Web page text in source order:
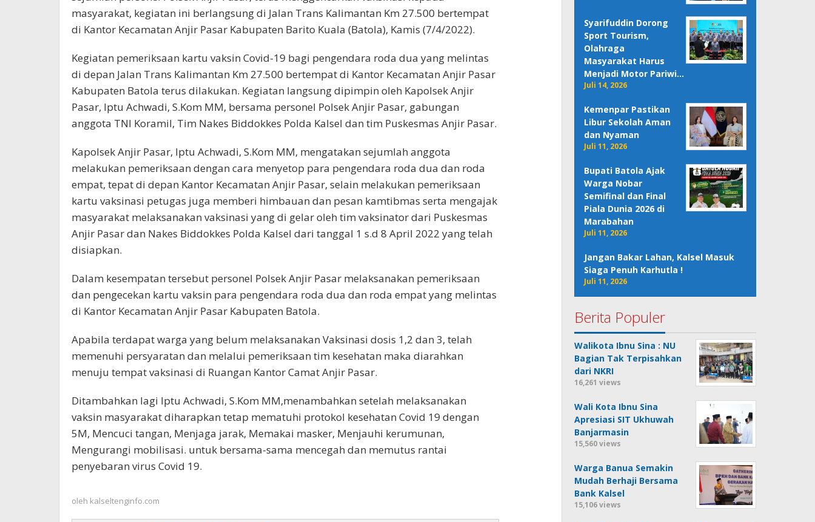
masyarakat, kegiatan ini berlangsung di Jalan Trans Kalimantan Km 27.500 bertempat
di Kantor Kecamatan Anjir Pasar Kabupaten Barito Kuala (Batola), Kamis (7/4/2022).
Kegiatan pemeriksaan kartu vaksin Covid-19 bagi pengendara roda dua yang melintas
di depan Jalan Trans Kalimantan Km 27.500 bertempat di Kantor Kecamatan Anjir Pasar
Kabupaten Batola terus dilakukan. Kegiatan langsung dipimpin oleh Kapolsek Anjir
Pasar, Iptu Achwadi, S.Kom MM, bersama personel Polsek Anjir Pasar, gabungan
anggota TNI Koramil, Tim Nakes Biddokkes Polda Kalsel dan tim Puskesmas Anjir Pasar.
Kapolsek Anjir Pasar, Iptu Achwadi, S.Kom MM, mengatakan sejumlah anggota
melakukan pemeriksaan dengan cara menyetop para pengendara roda dua dan roda
empat, tepat di depan Kantor Kecamatan Anjir Pasar, selain melakukan pemeriksaan
kartu vaksinasi petugas juga memberi himbauan dan pesan kamtibmas serta mengajak
masyarakat melaksanakan vaksinasi yang di gelar oleh tim vaksinator dari Puskesmas
Anjir Pasar dan Nakes Biddokkes Polda Kalsel dari tanggal 1 s.d 8 April 2022 yang telah
disiapkan.
Dalam kesempatan tersebut personel Polsek Anjir Pasar melaksanakan pemeriksaan
dan pengecekan kartu vaksin para pengendara roda dua dan roda empat yang melintas
di Kantor Kecamatan Anjir Pasar Kabupaten Batola.
Apabila terdapat warga yang belum melaksanakan Vaksinasi dosis 1,2 dan 3, telah
memenuhi persyaratan dan melalui pemeriksaan tim kesehatan maka diarahkan
menuju tempat vaksinasi di Ruangan Kantor Camat Anjir Pasar.
Ditambahkan lagi Iptu Achwadi, S.Kom MM,menambahkan setelah melaksanakan
vaksin masyarakat diharapkan tetap mematuhi protokol kesehatan Covid 19 dengan
5M, Mencuci tangan, Menjaga jarak, Memakai masker, Menjauhi kerumunan,
Mengurangi mobilisasi. untuk bersama-sama mencegah dan memutus rantai
penyebaran virus Covid 19.
oleh kalseltenginfo.com
Syarifuddin Dorong
Sport Tourism,
Olahraga
Masyarakat Harus
Menjadi Motor Pariwi…
Juli 14, 2026
Kemenpar Pastikan
Libur Sekolah Aman
dan Nyaman
Juli 11, 2026
Bupati Batola Ajak
Warga Nobar
Semifinal dan Final
Piala Dunia 2026 di
Marabahan
Juli 11, 2026
Jangan Bakar Lahan, Kalsel Masuk
Siaga Penuh Karhutla !
Juli 11, 2026
Berita Populer
Walikota Ibnu Sina : NU
Bagian Tak Terpisahkan
dari NKRI
16,261 views
Wali Kota Ibnu Sina
Apresiasi SIT Ukhuwah
Banjarmasin
15,560 views
Warga Banua Semakin
Mudah Berhaji Bersama
Bank Kalsel
15,106 views